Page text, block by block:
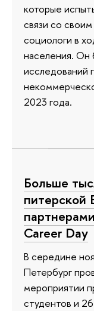
которые
связи со
социологи в
населения.
исследований
2023 года.
Больше
питерской
Career Day
В середине
Петербург
мероприятии
студентов и